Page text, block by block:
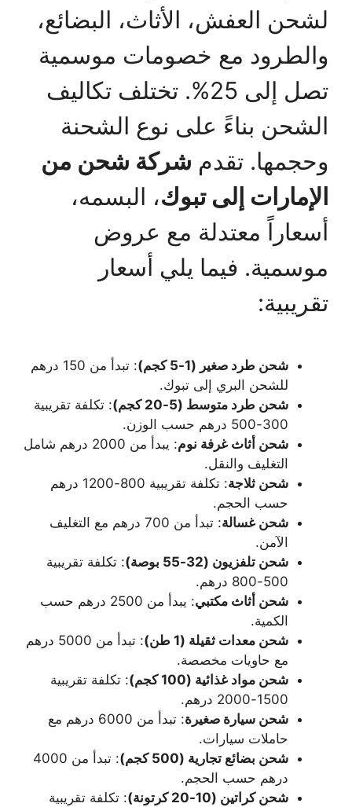
لشحن العفش، الأثاث، البضائع،
والطرود مع خصومات موسمية
تصل إلى 25%. تختلف تكاليف
الشحن بناءً على نوع الشحنة
وحجمها. تقدم شركة شحن من
الإمارات إلى تبوك، البسمه،
أسعاراً معتدلة مع عروض
موسمية. فيما يلي أسعار
تقريبية:
شحن طرد صغير (1-5 كجم)
: تبدأ من 150 درهم
للشحن البري إلى تبوك.
شحن طرد متوسط (5-20 كجم)
: تكلفة تقريبية
300-500 درهم حسب الوزن.
شحن أثاث غرفة نوم
: يبدأ من 2000 درهم شامل
التغليف والنقل.
شحن ثلاجة
: تكلفة تقريبية 800-1200 درهم
حسب الحجم.
شحن غسالة
: تبدأ من 700 درهم مع التغليف
الآمن.
شحن تلفزيون (32-55 بوصة)
: تكلفة تقريبية
500-800 درهم.
شحن أثاث مكتبي
: يبدأ من 2500 درهم حسب
الكمية.
شحن معدات ثقيلة (1 طن)
: تبدأ من 5000 درهم
مع حاويات مخصصة.
شحن مواد غذائية (100 كجم)
: تكلفة تقريبية
1500-2000 درهم.
شحن سيارة صغيرة
: تبدأ من 6000 درهم مع
حاملات سيارات.
شحن بضائع تجارية (500 كجم)
: تبدأ من 4000
درهم حسب الحجم.
شحن كراتين (10-20 كرتونة)
: تكلفة تقريبية